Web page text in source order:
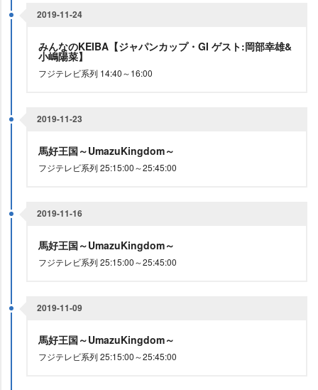
2019-11-24
みんなのKEIBA【ジャパンカップ・GI ゲスト:岡部幸雄&
小嶋陽菜】
フジテレビ系列 14:40～16:00
2019-11-23
馬好王国～UmazuKingdom～
フジテレビ系列 25:15:00～25:45:00
2019-11-16
馬好王国～UmazuKingdom～
フジテレビ系列 25:15:00～25:45:00
2019-11-09
馬好王国～UmazuKingdom～
フジテレビ系列 25:15:00～25:45:00